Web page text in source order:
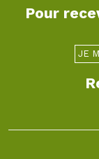
Pour
JE